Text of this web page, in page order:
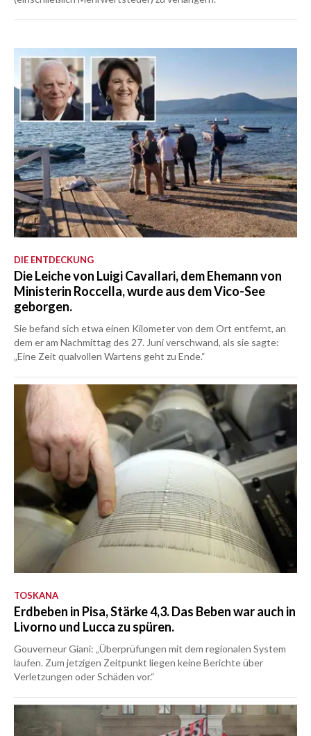
DIE ENTDECKUNG
Die Leiche von Luigi Cavallari, dem Ehemann von
Ministerin Roccella, wurde aus dem Vico-See
geborgen.
Sie befand sich etwa einen Kilometer von dem Ort entfernt, an
dem er am Nachmittag des 27. Juni verschwand, als sie sagte:
„Eine Zeit qualvollen Wartens geht zu Ende.“
TOSKANA
Erdbeben in Pisa, Stärke 4,3. Das Beben war auch in
Livorno und Lucca zu spüren.
Gouverneur Giani: „Überprüfungen mit dem regionalen System
laufen. Zum jetzigen Zeitpunkt liegen keine Berichte über
Verletzungen oder Schäden vor.“